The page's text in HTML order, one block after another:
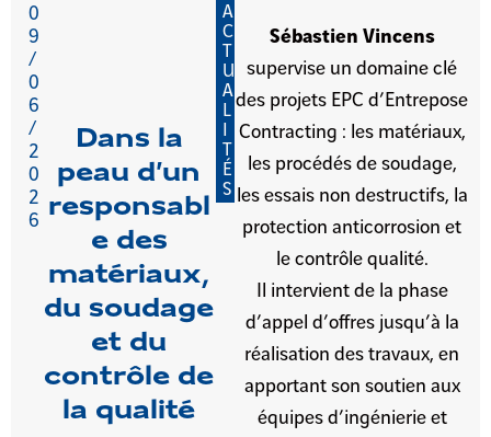
0
9
/
0
6
/
2
0
2
6
Dans la
peau d’un
responsabl
e des
matériaux,
du soudage
et du
contrôle de
la qualité
A
C
T
U
A
L
T
É
S
Sébastien Vincens
supervise un domaine clé
des projets EPC d’Entrepose
Contracting : les matériaux,
les procédés de soudage,
les essais non destructifs, la
protection anticorrosion et
le contrôle qualité.
Il intervient de la phase
d’appel d’offres jusqu’à la
réalisation des travaux, en
apportant son soutien aux
équipes d’ingénierie et